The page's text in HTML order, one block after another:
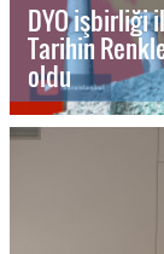
DYO işbirliği
Tarihin
oldu